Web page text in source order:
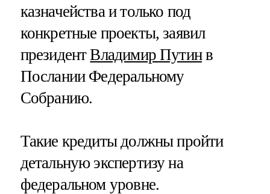
казначейства и только под
конкретные проекты, заявил
президентВладимир Путинв
Послании Федеральному
Собранию.
Такие кредиты должны пройти
детальную экспертизу на
федеральном уровне.